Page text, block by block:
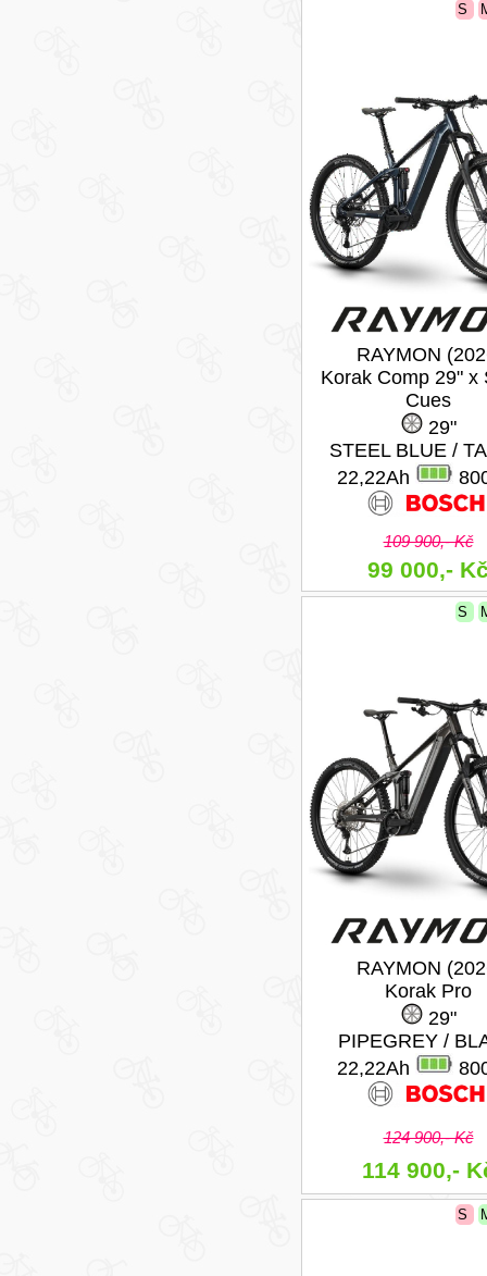
S
RAYMON
Korak Comp 29" x
Cues
29"
STEEL BLUE /
22,22Ah
109 900,- Kč
99 000,-
S
RAYMON
Korak Pro
29"
PIPEGREY /
22,22Ah
124 900,- Kč
114 900,-
S